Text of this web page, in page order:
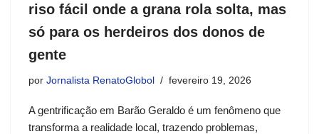
riso fácil onde a grana rola solta, mas
só para os herdeiros dos donos de
gente
por Jornalista RenatoGlobol fevereiro 19, 2026
A gentrificação em Barão Geraldo é um fenômeno que
transforma a realidade local, trazendo problemas,